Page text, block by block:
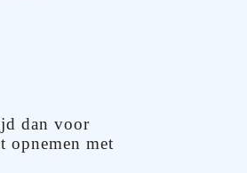
dan voor
opnemen met